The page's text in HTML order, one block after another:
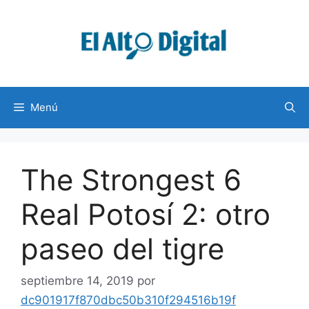
Menú
The Strongest 6
Real Potosí 2: otro
paseo del tigre
septiembre 14, 2019 por
dc901917f870dbc50b310f294516b19f